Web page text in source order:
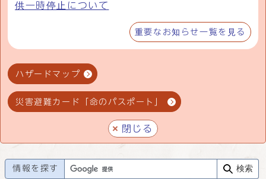
供一時停止について
重要なお知らせ一覧を見る
ハザードマップ
災害避難カード「命のパスポート」
閉じる
情報を探す 検索